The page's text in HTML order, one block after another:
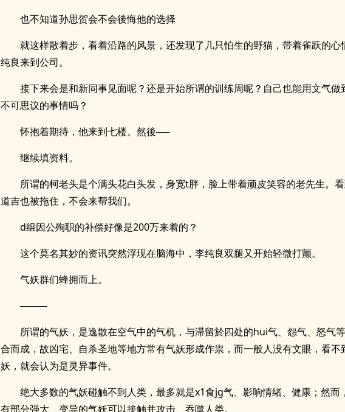
也不知道孙思贺会不会後悔他的选择
就这样散着步，看着沿路的风景，还发现了几只怕生的野猫，带着雀跃的心
纯良来到公司。
接下来会是和新同事见面呢？还是开始所谓的训练周呢？自己也能用文气做
不可思议的事情吗？
怀抱着期待，他来到七楼。然後──
继续填资料。
所谓的柯老头是个满头花白头发，身宽t胖，脸上带着顽皮笑容的老先生。
道吉也被拖住，不会来帮我们。
d组因公殉职的补偿好像是200万来着的？
这个莫名其妙的资讯突然浮现在脑海中，李纯良双腿又开始轻微打颤。
气妖群们蜂拥而上。
────
所谓的气妖，是逸散在空气中的气机，与滞留於四处的hui气、怨气、怒气
合而成，故凶宅、自杀圣地等地方常有气妖形成作祟，而一般人没有文眼，看不
妖，就会认为是灵异事件。
绝大多数的气妖碰触不到人类，最多就是x1食jg气、影响情绪、健康；然而
有部分强大、变异的气妖可以接触并攻击、吞噬人类。